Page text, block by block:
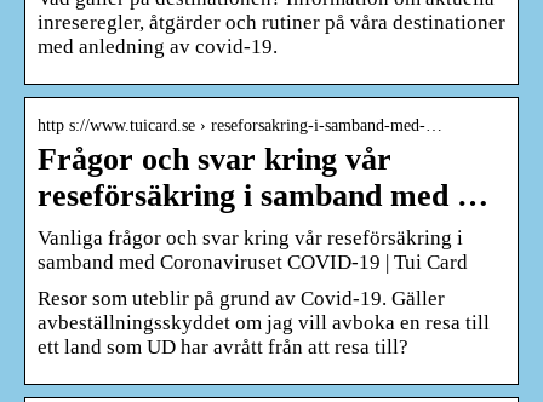
inreseregler, åtgärder och rutiner på våra destinationer
med anledning av covid-19.
http s://www.tuicard.se › reseforsakring-i-samband-med-…
Frågor och svar kring vår
reseförsäkring i samband med …
Vanliga frågor och svar kring vår reseförsäkring i
samband med Coronaviruset COVID-19 | Tui Card
Resor som uteblir på grund av Covid-19. Gäller
avbeställningsskyddet om jag vill avboka en resa till
ett land som UD har avrått från att resa till?